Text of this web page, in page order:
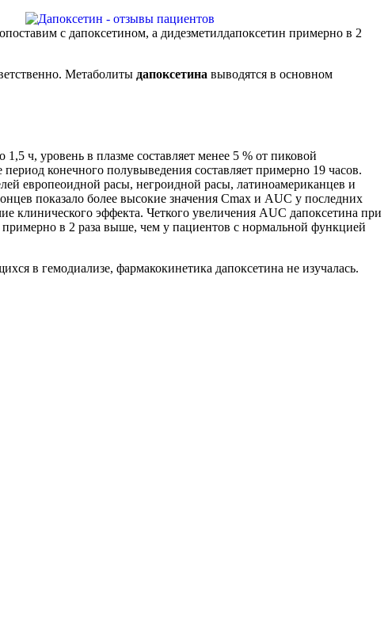
с дапоксетином, а дидезметилдапоксетин примерно в 2
Метаболиты дапоксетина выводятся в основном
ч, уровень в плазме составляет менее 5 % от пиковой
конечного полувыведения составляет примерно 19 часов.
европеоидной расы, негроидной расы, латиноамериканцев и
показало более высокие значения Сmах и AUC у последних
клинического эффекта. Четкого увеличения AUC дапоксетина при
в 2 раза выше, чем у пациентов с нормальной функцией
в гемодиализе, фармакокинетика дапоксетина не изучалась.